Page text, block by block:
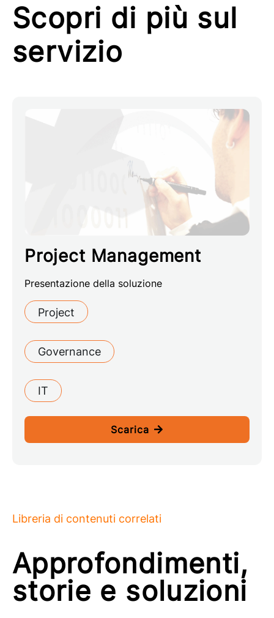
Scopri di più sul
servizio
Project Management
Presentazione della soluzione
Project
Governance
IT
Scarica
Libreria di contenuti correlati
Approfondimenti,
storie e soluzioni